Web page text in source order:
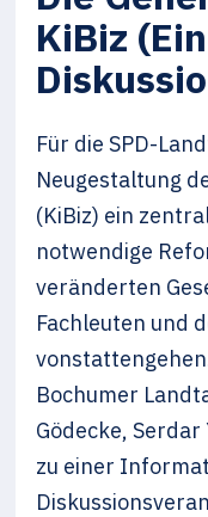
KiBiz
Für die SPD-
Neugestaltung
(KiBiz) ein
notwendige
veränderten
Fachleuten und
Bochumer
Gödecke,
zu einer